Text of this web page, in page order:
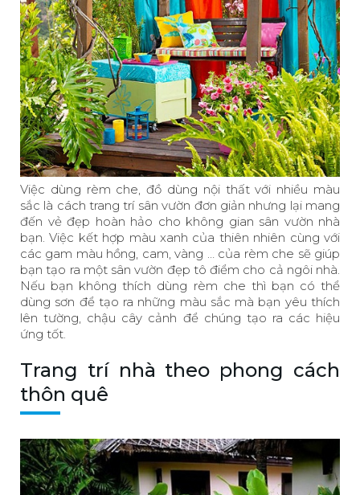
Việc dùng rèm che, đồ dùng nội thất với nhiều màu
sắc là cách trang trí sân vườn đơn giản nhưng lại mang
đến vẻ đẹp hoàn hảo cho không gian sân vườn nhà
bạn. Việc kết hợp màu xanh của thiên nhiên cùng với
các gam màu hồng, cam, vàng … của rèm che sẽ giúp
bạn tạo ra một sân vườn đẹp tô điểm cho cả ngôi nhà.
Nếu bạn không thích dùng rèm che thì bạn có thể
dùng sơn để tạo ra những màu sắc mà bạn yêu thích
lên tường, chậu cây cảnh để chúng tạo ra các hiệu
ứng tốt.
Trang trí nhà theo phong cách
thôn quê